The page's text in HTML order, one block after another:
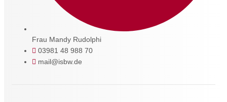
Frau Mandy Rudolphi
03981 48 988 70
mail@isbw.de